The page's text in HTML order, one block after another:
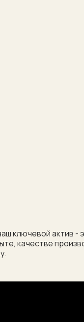
ключевой актив -
качестве